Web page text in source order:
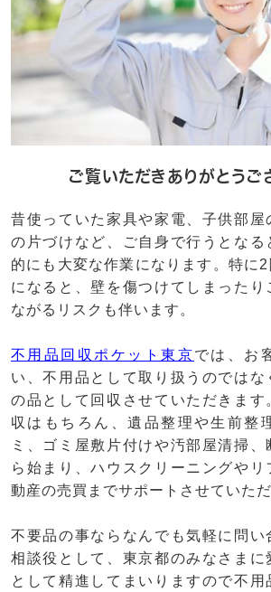
ご覧いただきありがとうご
昔使っていた家具や家電、子供部屋
の片づけなど、ご自身で行うとなる
的にも大変な作業になります。特に
になると、壁を傷つけてしまったり
ながるリスクも伴います。
不用品回収ポケット東京では、お
い、不用品として取り扱うのではな
の品として回収させていただきます
収はもちろん、遺品整理や生前整
ミ、ゴミ屋敷片付けや汚部屋清掃
ら始まり、ハウスクリーニングやリ
動産の売買までサポートさせていただ
不要品の事ならなんでも気軽に問い
相談役として、東京都のみなさまに
として精進してまいりますので不用